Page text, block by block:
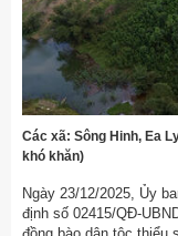
Các xã: Sông Hinh, Ea
khó khăn)
Ngày 23/12/2025, Ủy
định số 02415/QĐ-